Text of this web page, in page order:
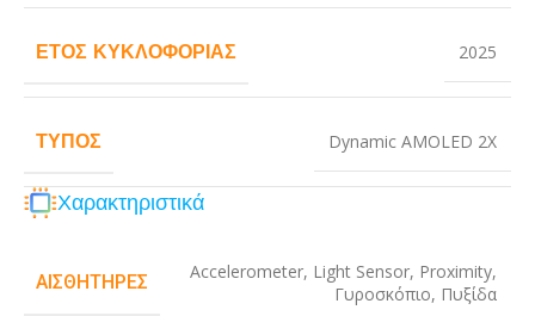
ΈΤΟΣ ΚΥΚΛΟΦΟΡΊΑΣ 2025
ΤΎΠΟΣ Dynamic AMOLED 2X
Χαρακτηριστικά
ΑΙΣΘΗΤΉΡΕΣ Accelerometer, Light Sensor, Proximity,
Γυροσκόπιο, Πυξίδα